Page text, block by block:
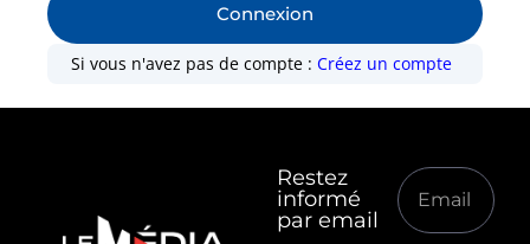
Connexion
Si vous n'avez pas de compte :Créez un compte
Restez
informé
par email